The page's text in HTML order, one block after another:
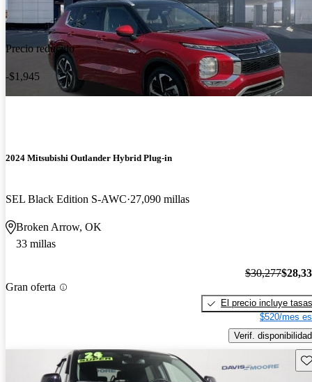
Precio reducido
-$1,945
2024 Mitsubishi Outlander Hybrid Plug-in
SEL Black Edition S-AWC 27,090 millas
Broken Arrow, OK
33 millas
Gran oferta
$30,277
El precio incluye tasas
$520/mes
Verif. disponibilidad